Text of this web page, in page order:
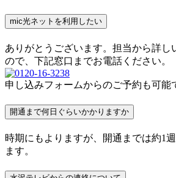
mic光ネットを利用したい
ありがとうございます。担当から詳し
ので、下記窓口までお電話ください。
申し込みフォームからのご予約も可能
開通まで何日ぐらいかかりますか
時期にもよりますが、開通までは約1
ます。